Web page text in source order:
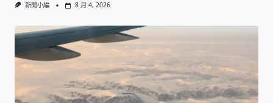
新聞小編 8 月 4, 2026